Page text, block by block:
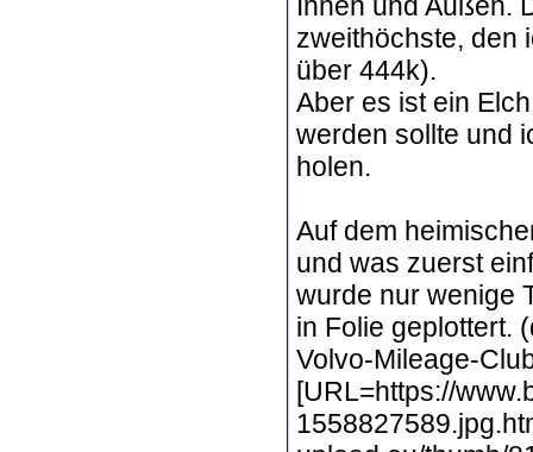
zweithöchste, den
über 444k).
Aber es ist ein
werden sollte und
holen.
Auf dem
und was zuerst
wurde nur wenige
in Folie geplottert.
Volvo-Mileage-
[URL=https://